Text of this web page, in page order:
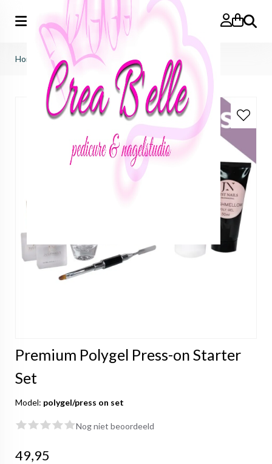
Zoeken
Home Premium Polygel Press-on Starter Set
Premium Polygel Press-on Starter
Set
Model: polygel/press on set
Nog niet beoordeeld
49,95